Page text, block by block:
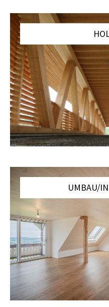
UMBAU/